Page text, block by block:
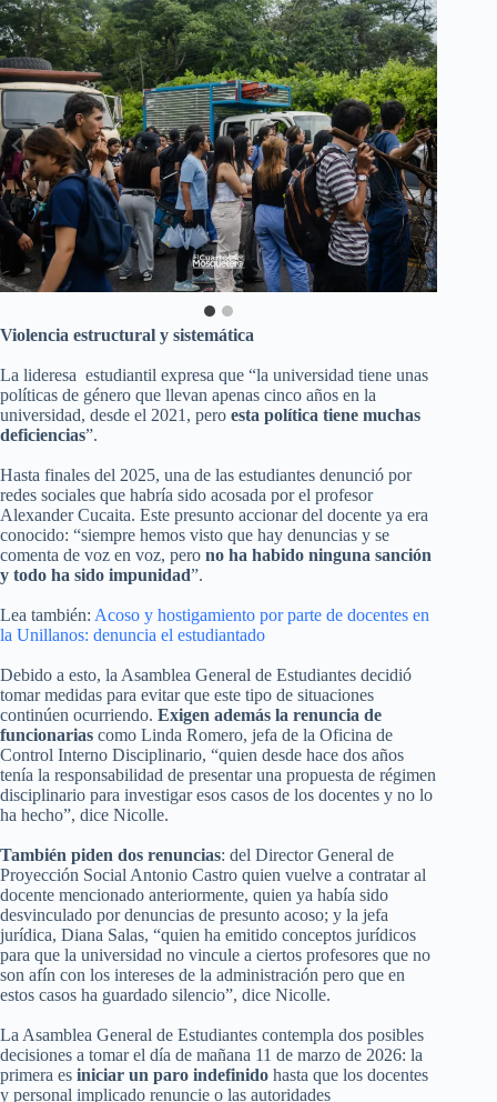
Violencia estructural y sistemática
La lideresa estudiantil expresa que “la universidad tiene unas
políticas de género que llevan apenas cinco años en la
universidad, desde el 2021, pero esta política tiene muchas
deficiencias”.
Hasta finales del 2025, una de las estudiantes denunció por
redes sociales que habría sido acosada por el profesor
Alexander Cucaita. Este presunto accionar del docente ya era
conocido: “siempre hemos visto que hay denuncias y se
comenta de voz en voz, pero no ha habido ninguna sanción
y todo ha sido impunidad”.
Lea también: Acoso y hostigamiento por parte de docentes en
la Unillanos: denuncia el estudiantado
Debido a esto, la Asamblea General de Estudiantes decidió
tomar medidas para evitar que este tipo de situaciones
continúen ocurriendo. Exigen además la renuncia de
funcionarias como Linda Romero, jefa de la Oficina de
Control Interno Disciplinario, “quien desde hace dos años
tenía la responsabilidad de presentar una propuesta de régimen
disciplinario para investigar esos casos de los docentes y no lo
ha hecho”, dice Nicolle.
También piden dos renuncias: del Director General de
Proyección Social Antonio Castro quien vuelve a contratar al
docente mencionado anteriormente, quien ya había sido
desvinculado por denuncias de presunto acoso; y la jefa
jurídica, Diana Salas, “quien ha emitido conceptos jurídicos
para que la universidad no vincule a ciertos profesores que no
son afín con los intereses de la administración pero que en
estos casos ha guardado silencio”, dice Nicolle.
La Asamblea General de Estudiantes contempla dos posibles
decisiones a tomar el día de mañana 11 de marzo de 2026: la
primera es iniciar un paro indefinido hasta que los docentes
y personal implicado renuncie o las autoridades